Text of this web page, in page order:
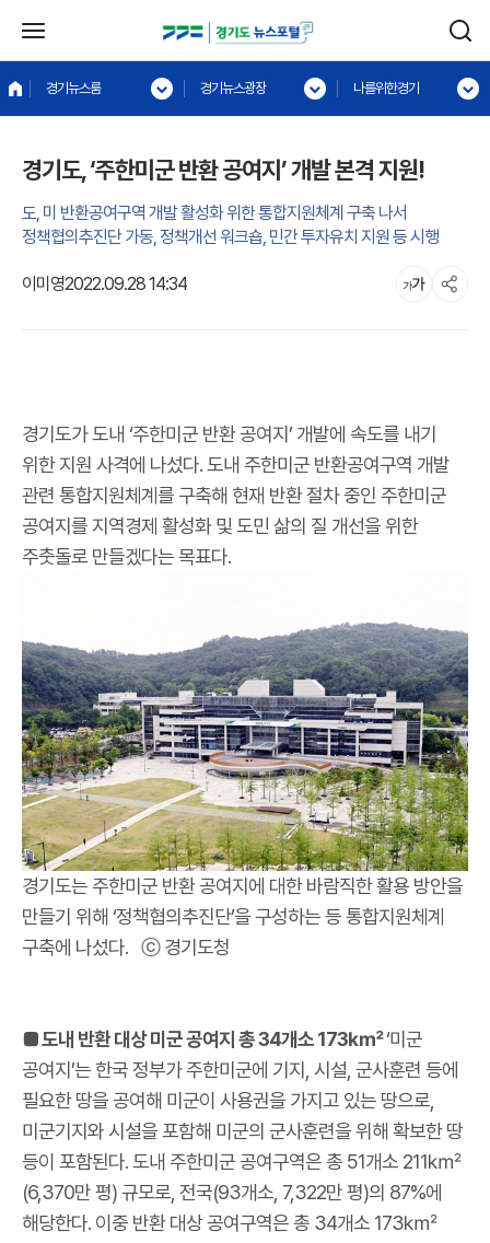
경기뉴스룸 경기뉴스광장 나를위한경기
경기도, ‘주한미군 반환 공여지’ 개발 본격 지원!
도, 미 반환공여구역 개발 활성화 위한 통합지원체계 구축 나서
정책협의추진단 가동, 정책개선 워크숍, 민간 투자유치 지원 등 시행
이미영2022.09.28 14:34
경기도가 도내 ‘주한미군 반환 공여지’ 개발에 속도를 내기
위한 지원 사격에 나섰다. 도내 주한미군 반환공여구역 개발
관련 통합지원체계를 구축해 현재 반환 절차 중인 주한미군
공여지를 지역경제 활성화 및 도민 삶의 질 개선을 위한
주춧돌로 만들겠다는 목표다.
경기도는 주한미군 반환 공여지에 대한 바람직한 활용 방안을
만들기 위해 ‘정책협의추진단’을 구성하는 등 통합지원체계
구축에 나섰다. ⓒ 경기도청
■ 도내 반환 대상 미군 공여지 총 34개소 173㎢‘미군
공여지’는 한국 정부가 주한미군에 기지, 시설, 군사훈련 등에
필요한 땅을 공여해 미군이 사용권을 가지고 있는 땅으로,
미군기지와 시설을 포함해 미군의 군사훈련을 위해 확보한 땅
등이 포함된다. 도내 주한미군 공여구역은 총 51개소 211㎢
(6,370만 평) 규모로, 전국(93개소, 7,322만 평)의 87%에
해당한다. 이중 반환 대상 공여구역은 총 34개소 173㎢